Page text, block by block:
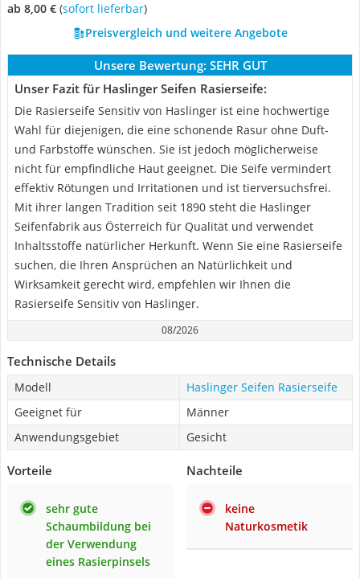
ab 8,00 € ( Sofort lieferbar)
Preisvergleich und weitere Angebote
Unsere Bewertung: SEHR GUT
Unser Fazit für Haslinger Seifen Rasierseife:
Die Rasierseife Sensitiv von Haslinger ist eine hochwertige
Wahl für diejenigen, die eine schonende Rasur ohne Duft-
und Farbstoffe wünschen. Sie ist jedoch möglicherweise
nicht für empfindliche Haut geeignet. Die Seife vermindert
effektiv Rötungen und Irritationen und ist tierversuchsfrei.
Mit ihrer langen Tradition seit 1890 steht die Haslinger
Seifenfabrik aus Österreich für Qualität und verwendet
Inhaltsstoffe natürlicher Herkunft. Wenn Sie eine Rasierseife
suchen, die Ihren Ansprüchen an Natürlichkeit und
Wirksamkeit gerecht wird, empfehlen wir Ihnen die
Rasierseife Sensitiv von Haslinger.
08/2026
Technische Details
Modell
Haslinger Seifen Rasierseife
Geeignet für
Männer
Anwendungsgebiet
Gesicht
Vorteile
sehr gute
Schaumbildung bei
der Verwendung
eines Rasierpinsels
Nachteile
keine
Naturkosmetik